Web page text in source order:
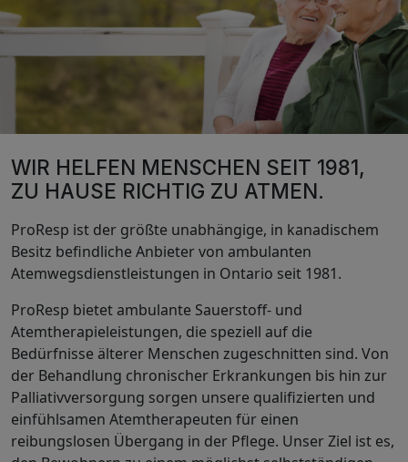
WIR HELFEN MENSCHEN SEIT 1981,
ZU HAUSE RICHTIG ZU ATMEN.
ProResp ist der größte unabhängige, in kanadischem
Besitz befindliche Anbieter von ambulanten
Atemwegsdienstleistungen in Ontario seit 1981.
ProResp bietet ambulante Sauerstoff- und
Atemtherapieleistungen, die speziell auf die
Bedürfnisse älterer Menschen zugeschnitten sind. Von
der Behandlung chronischer Erkrankungen bis hin zur
Palliativversorgung sorgen unsere qualifizierten und
einfühlsamen Atemtherapeuten für einen
reibungslosen Übergang in der Pflege. Unser Ziel ist es,